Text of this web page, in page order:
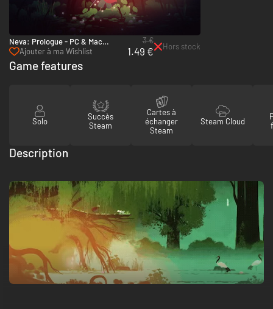
Neva: Prologue - PC & Mac
(Steam)
Ajouter à ma Wishlist
3 €
1.49 € Hors stock
Game features
Solo
Succès
Steam
Cartes à
échanger
Steam
Steam Cloud
Description